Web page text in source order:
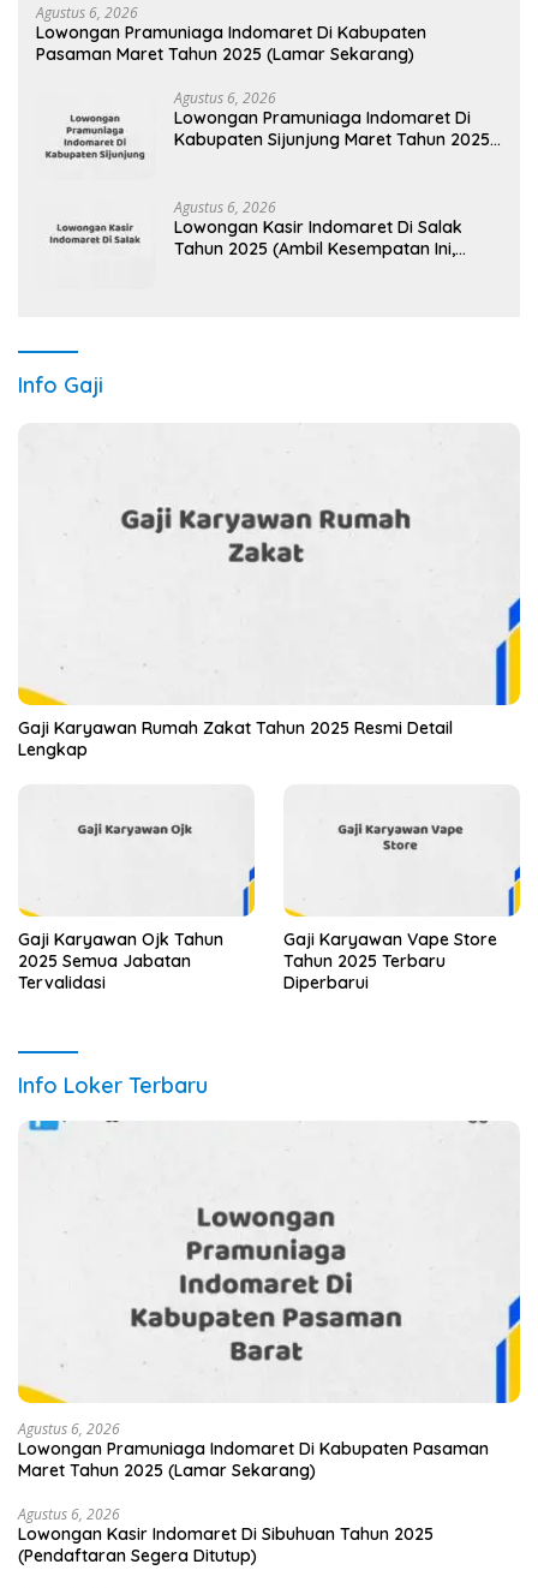
Agustus 6, 2026
Lowongan Pramuniaga Indomaret Di Kabupaten
Pasaman Maret Tahun 2025 (Lamar Sekarang)
Agustus 6, 2026
Lowongan Pramuniaga Indomaret Di
Kabupaten Sijunjung Maret Tahun 2025
Agustus 6, 2026
Lowongan Kasir Indomaret Di Salak
Tahun 2025 (Ambil Kesempatan Ini,
Info Gaji
Gaji Karyawan Rumah Zakat Tahun 2025 Resmi Detail
Lengkap
Gaji Karyawan Ojk Tahun
2025 Semua Jabatan
Tervalidasi
Gaji Karyawan Vape Store
Tahun 2025 Terbaru
Diperbarui
Info Loker Terbaru
Agustus 6, 2026
Lowongan Pramuniaga Indomaret Di Kabupaten Pasaman
Maret Tahun 2025 (Lamar Sekarang)
Agustus 6, 2026
Lowongan Kasir Indomaret Di Sibuhuan Tahun 2025
(Pendaftaran Segera Ditutup)